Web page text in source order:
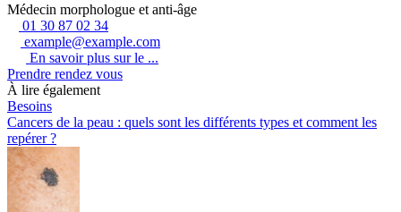
Médecin morphologue et anti-âge
01 30 87 02 34
example@example.com
En savoir plus sur le ...
Prendre rendez vous
À lire également
Besoins
Cancers de la peau : quels sont les différents types et comment les
repérer ?